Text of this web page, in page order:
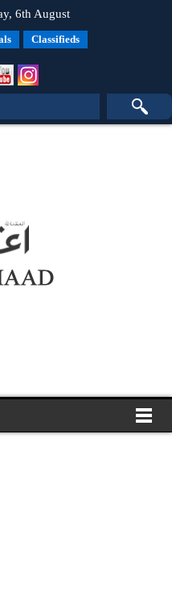
6th August
Classifieds